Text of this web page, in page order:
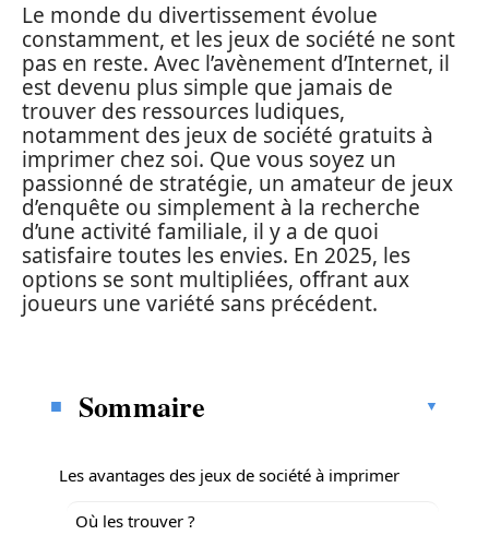
Le monde du divertissement évolue
constamment, et les jeux de société ne sont
pas en reste. Avec l’avènement d’Internet, il
est devenu plus simple que jamais de
trouver des ressources ludiques,
notamment des jeux de société gratuits à
imprimer chez soi. Que vous soyez un
passionné de stratégie, un amateur de jeux
d’enquête ou simplement à la recherche
d’une activité familiale, il y a de quoi
satisfaire toutes les envies. En 2025, les
options se sont multipliées, offrant aux
joueurs une variété sans précédent.
Sommaire
Les avantages des jeux de société à imprimer
Où les trouver ?